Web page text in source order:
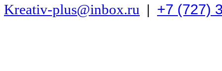
Kreativ-plus@inbox.ru | +7 (727)